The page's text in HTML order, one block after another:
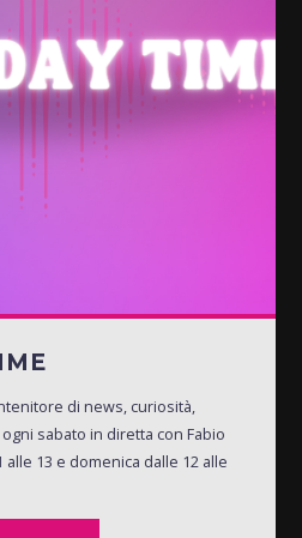
di news, curiosità,
sabato in diretta con Fabio
13 e domenica dalle 12 alle